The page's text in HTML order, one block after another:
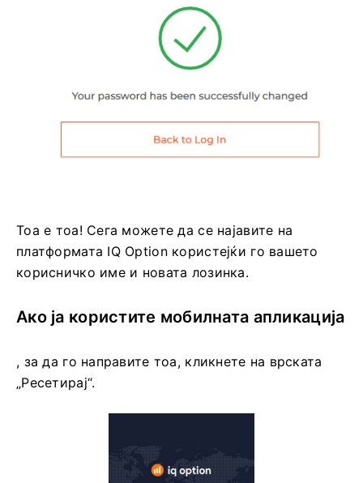
Тоа е тоа! Сега можете да се најавите на
платформата IQ Option користејќи го вашето
корисничко име и новата лозинка.
Ако ја користите мобилната апликација
, за да го направите тоа, кликнете на врската
„Ресетирај“.